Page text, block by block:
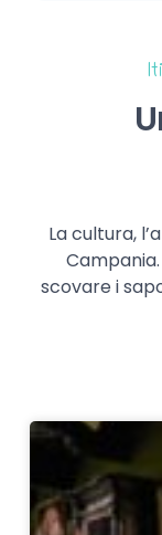
La cultura,
scovare i